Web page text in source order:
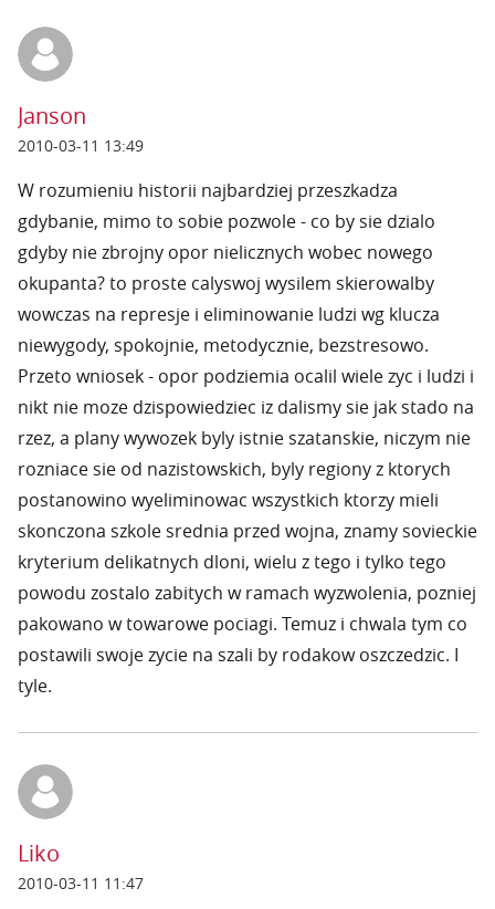
Janson
2010-03-11 13:49
W rozumieniu historii najbardziej przeszkadza
gdybanie, mimo to sobie pozwole - co by sie dzialo
gdyby nie zbrojny opor nielicznych wobec nowego
okupanta? to proste calyswoj wysilem skierowalby
wowczas na represje i eliminowanie ludzi wg klucza
niewygody, spokojnie, metodycznie, bezstresowo.
Przeto wniosek - opor podziemia ocalil wiele zyc i ludzi i
nikt nie moze dzispowiedziec iz dalismy sie jak stado na
rzez, a plany wywozek byly istnie szatanskie, niczym nie
rozniace sie od nazistowskich, byly regiony z ktorych
postanowino wyeliminowac wszystkich ktorzy mieli
skonczona szkole srednia przed wojna, znamy sovieckie
kryterium delikatnych dloni, wielu z tego i tylko tego
powodu zostalo zabitych w ramach wyzwolenia, pozniej
pakowano w towarowe pociagi. Temuz i chwala tym co
postawili swoje zycie na szali by rodakow oszczedzic. I
tyle.
Liko
2010-03-11 11:47